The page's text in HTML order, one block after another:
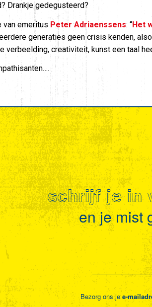
Drankje gedegusteerd?
van emeritus Peter Adriaenssens: “Het
generaties geen crisis kenden,
verbeelding, creativiteit, kunst een taal
schrijf je in
en je mist
Bezorg ons je e-